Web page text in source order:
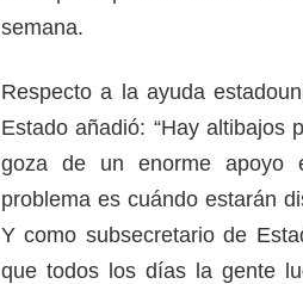
semana.
Respecto a la ayuda
Estado añadió: “Hay altibajos
goza de un enorme apoyo
problema es cuándo estarán
Y como subsecretario de
que todos los días la gente